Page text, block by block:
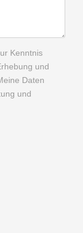
Kenntnis
und
Daten
und